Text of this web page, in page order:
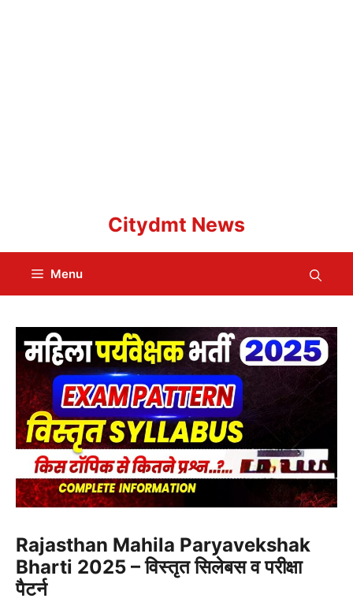
Citydmt News
Menu
Rajasthan Mahila Paryavekshak
Bharti 2025 – विस्तृत सिलेबस व परीक्षा
पैटर्न